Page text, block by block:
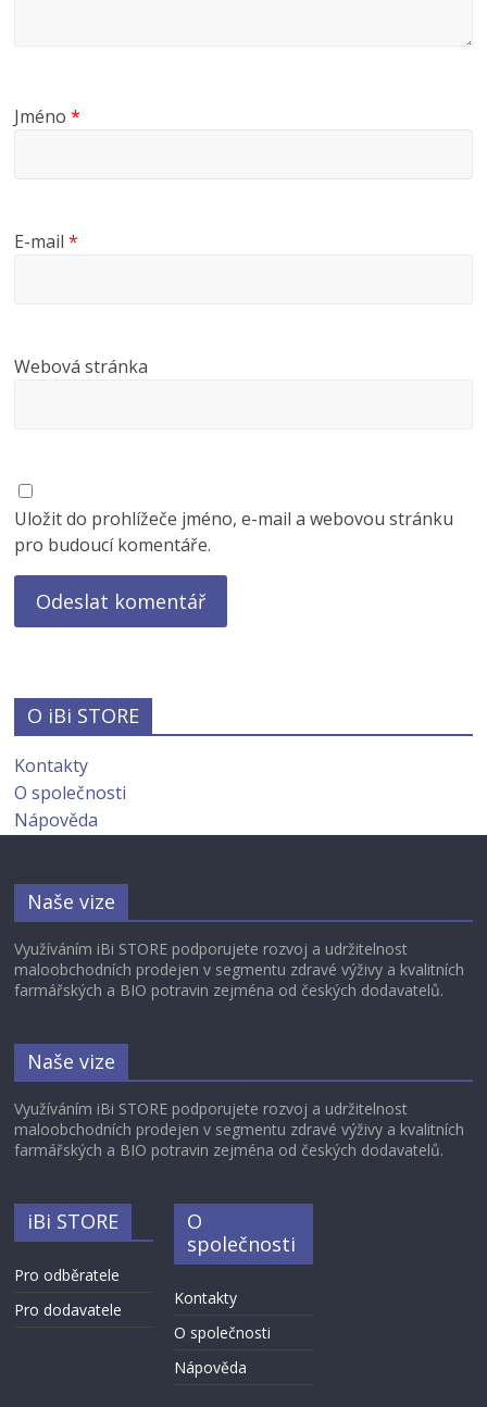
Jméno*
E-mail*
Webová stránka
Uložit do prohlížeče jméno, e-mail a webovou stránku
pro budoucí komentáře.
O iBi STORE
Kontakty
O společnosti
Nápověda
Naše vize
Využíváním iBi STORE podporujete rozvoj a udržitelnost
maloobchodních prodejen v segmentu zdravé výživy a kvalitních
farmářských a BIO potravin zejména od českých dodavatelů.
Naše vize
Využíváním iBi STORE podporujete rozvoj a udržitelnost
maloobchodních prodejen v segmentu zdravé výživy a kvalitních
farmářských a BIO potravin zejména od českých dodavatelů.
iBi STORE
Pro odběratele
Pro dodavatele
O
společnosti
Kontakty
O společnosti
Nápověda